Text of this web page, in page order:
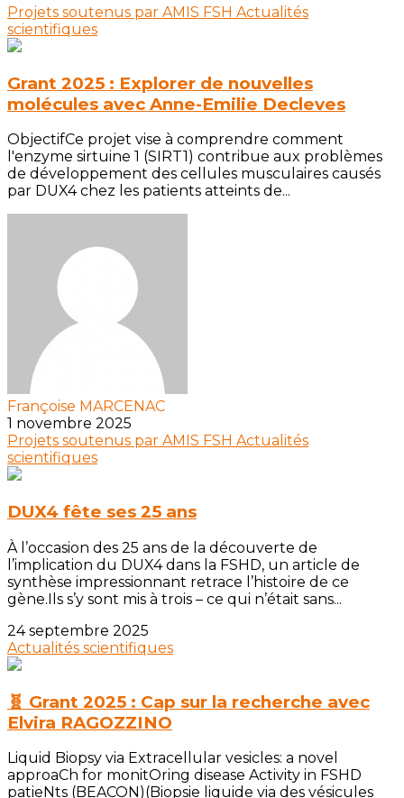
Projets soutenus par AMIS FSH Actualités
scientifiques
Grant 2025 : Explorer de nouvelles
molécules avec Anne-Emilie Decleves
ObjectifCe projet vise à comprendre comment
l'enzyme sirtuine 1 (SIRT1) contribue aux problèmes
de développement des cellules musculaires causés
par DUX4 chez les patients atteints de...
Françoise MARCENAC
1 novembre 2025
Projets soutenus par AMIS FSH Actualités
scientifiques
DUX4 fête ses 25 ans
À l’occasion des 25 ans de la découverte de
l’implication du DUX4 dans la FSHD, un article de
synthèse impressionnant retrace l’histoire de ce
gène.Ils s’y sont mis à trois – ce qui n’était sans...
24 septembre 2025
Actualités scientifiques
🧬 Grant 2025 : Cap sur la recherche avec
Elvira RAGOZZINO
Liquid Biopsy via Extracellular vesicles: a novel
approaCh for monitOring disease Activity in FSHD
patieNts (BEACON)(Biopsie liquide via des vésicules